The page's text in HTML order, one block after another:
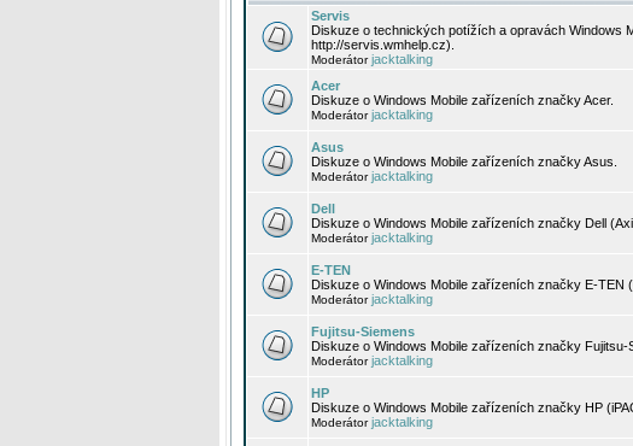
Servis
Diskuze o technických potížích a opravách Windows
http://servis.wmhelp.cz).
Moderátorjacktalking
Acer
Diskuze o Windows Mobile zařízeních značky Acer.
Moderátorjacktalking
Asus
Diskuze o Windows Mobile zařízeních značky Asus.
Moderátorjacktalking
Dell
Diskuze o Windows Mobile zařízeních značky Dell
Moderátorjacktalking
E-TEN
Diskuze o Windows Mobile zařízeních značky E-TEN
Moderátorjacktalking
Fujitsu-Siemens
Diskuze o Windows Mobile zařízeních značky Fujitsu-
Moderátorjacktalking
HP
Diskuze o Windows Mobile zařízeních značky HP
Moderátorjacktalking